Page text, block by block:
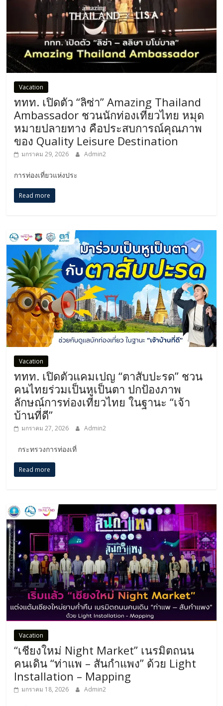
Vacation
ททท. เปิดตัว “ลิซ่า” Amazing Thailand
Ambassador ชวนนักท่องเที่ยวไทย หมุด
หมายปลายทาง คือประสบการณ์คุณภาพ
ของ Quality Leisure Destination
มกราคม 29, 2026 Admin2
การท่องเที่ยวแห่งประ
Read more
Vacation
ททท. เปิดตัวแคมเปญ “ตาสับปะรด” ชวน
คนไทยร่วมเป็นหูเป็นตา ปกป้องภาพ
ลักษณ์การท่องเที่ยวไทย ในฐานะ “เจ้า
บ้านที่ดี”
มกราคม 27, 2026 Admin2
กระทรวงการท่องเที่
Read more
Vacation
“เชียงใหม่ Night Market” เนรมิตถนน
คนเดิน “ท่าแพ – สันกำแพง” ด้วย Light
Installation – Mapping
มกราคม 18, 2026 Admin2